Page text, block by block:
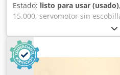
Estado: listo para usar (usado)
15.000, servomotor sin
la fotografía, distancia entre
montaje: 152 x 152 mm,
32 mm, usado, con signos
ligeramente dañado, 100 %
favor, solicite el coste del